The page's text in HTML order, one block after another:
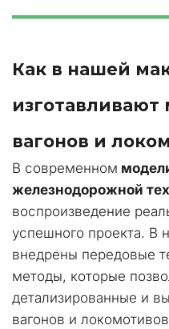
Как в нашей
вагонов и
В современном
железнодорожной
воспроизведение
успешного проекта. В
внедрены передовые
методы, которые
детализированные и
вагонов и